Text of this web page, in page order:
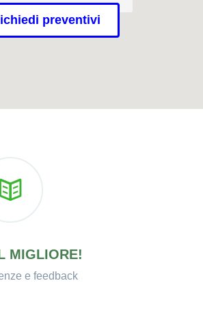
preventivi
MIGLIORE!
e feedback